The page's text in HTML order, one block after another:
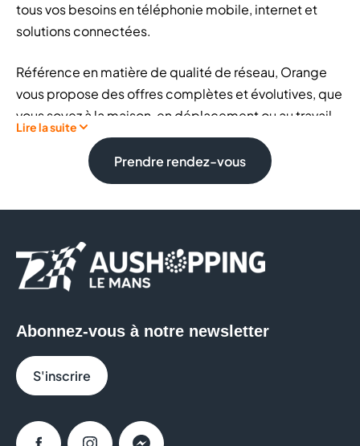
tous vos besoins en téléphonie mobile, internet et
solutions connectées.
Référence en matière de qualité de réseau, Orange
vous propose des offres complètes et évolutives, que
vous soyez à la maison, en déplacement ou au travail.
En fixe ou en mobilité, les offres Orange donnent
accès aux solutions internet et mobiles les plus
performantes, grâce à la qualité de son réseau ADSL,
Chez Orange, vous pouvez notamment retrouver :
en France comme à l’international
Haut Débit
Offre forfait mobile + internet + tv la plus
Des smartphones dernière génération :
Lire la suite
Prendre rendez-vous
Abonnez-vous à notre newsletter
S'inscrire